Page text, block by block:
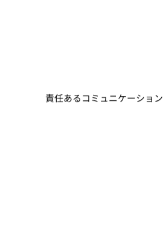
責任あるコミュニケーション